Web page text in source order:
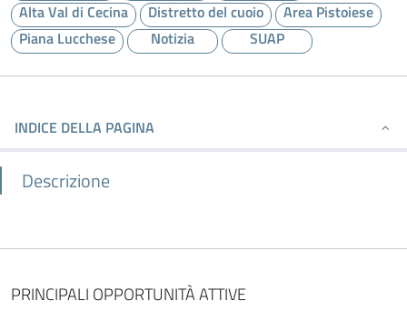
Alta Val di Cecina
Distretto del cuoio
Area Pistoiese
Piana Lucchese
Notizia SUAP
INDICE DELLA PAGINA
Descrizione
PRINCIPALI OPPORTUNITÀ ATTIVE